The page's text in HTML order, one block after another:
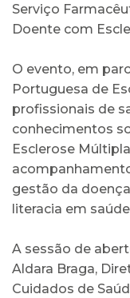
Serviço
Doente com
O evento, em
Portuguesa de
profissionais de
conhecimentos
Esclerose
gestão da
literacia em
A sessão de
Aldara Braga,
Cuidados de